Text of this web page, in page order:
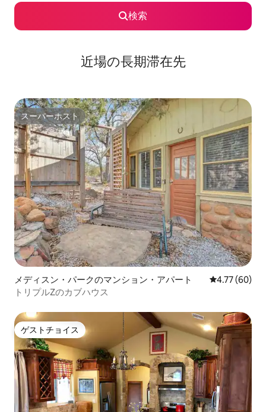
検索
近場の長期滞在先
スーパーホスト
スーパーホスト
メディスン・パークのマンション・アパート レビュー60
4.77 (60)
トリプルZのカブハウス
ゲストチョイス
ゲストチョイス